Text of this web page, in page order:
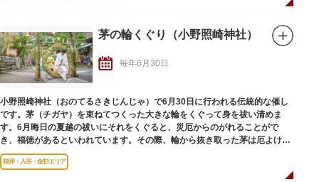
上野から浅草へ大人数が練り歩くパレードに始まり、流し踊りや路上パフォ
いごとを書いて飾ることができる笹竹も設置され、多くの人で賑わいます。
夜は商店街の雰囲気が一変、ライトアップされた東京スカイツリーを背景
に、ライトに照らされきらきら輝く七夕飾りの幻想的な光景が広がります。
茅の輪くぐり（小野照崎神社）
毎年6月30日
小野照崎神社（おのてるさきじんじゃ）で6月30日に行われる伝統的な催し
です。茅（チガヤ）を束ねてつくった大きな輪をくぐって身を祓い清めま
す。6月晦日の夏越の祓いにそれをくぐると、災厄からのがれることがで
き、福徳があるといわれています。その際、輪から抜き取った茅は厄よけに
なるといわれています。
根岸・入谷・金杉エリア